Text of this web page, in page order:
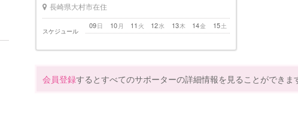
長崎県大村市在住
スケジュール
日
09 月
10 火
11 水
12 木
13 金
14 土
15
会員登録するとすべてのサポーターの詳細情報を見ることができま